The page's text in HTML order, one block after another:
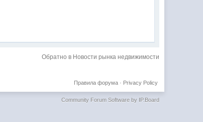
Обратно в Новости рынка недвижимости
Privacy Policy
Правила форума·
Community Forum Software by IP.Board